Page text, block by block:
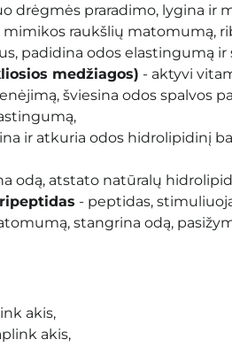
drėgmės praradimo, lygina ir
mimikos raukšlių matomumą,
padidina odos elastingumą ir
medžiagos) - aktyvi
šviesina odos spalvos
ir atkuria odos hidrolipidinį
odą, atstato natūralų
- peptidas,
stangrina odą,
akis,
akis,